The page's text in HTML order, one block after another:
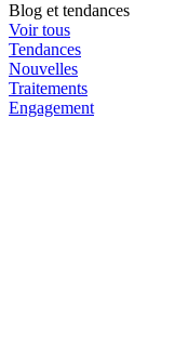
Blog et tendances
Voir tous
Tendances
Nouvelles
Traitements
Engagement